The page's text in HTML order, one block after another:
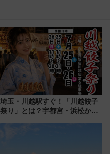
埼玉・川越駅すぐ！「川越餃子
祭り」とは？宇都宮・浜松から
を食べ比べ【7月25日・26日開